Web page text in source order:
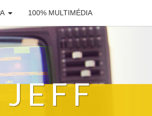
100% MULTIMÉDIA